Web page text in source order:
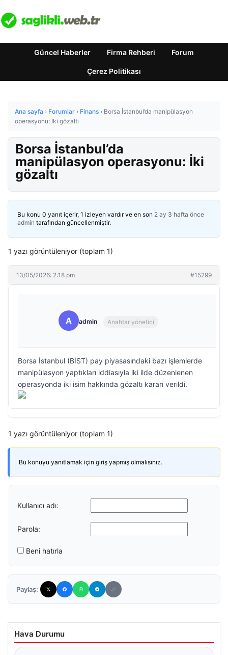
Güncel Haberler Firma Rehberi Forum
Çerez Politikası
Ana sayfa › Forumlar › Finans › Borsa İstanbul’da manipülasyon
operasyonu: İki gözaltı
Borsa İstanbul’da
manipülasyon operasyonu: İki
gözaltı
Bu konu 0 yanıt içerir, 1 izleyen vardır ve en son 2 ay 3 hafta önce
admin tarafından güncellenmiştir.
1 yazı görüntüleniyor (toplam 1)
13/05/2026: 2:18 pm #15299
A admin Anahtar yönetici
Borsa İstanbul (BİST) pay piyasasındaki bazı işlemlerde
manipülasyon yaptıkları iddiasıyla iki ilde düzenlenen
operasyonda iki isim hakkında gözaltı kararı verildi.
1 yazı görüntüleniyor (toplam 1)
Bu konuyu yanıtlamak için giriş yapmış olmalısınız.
Kullanıcı adı:
Parola:
Beni hatırla
Paylaş:
Hava Durumu